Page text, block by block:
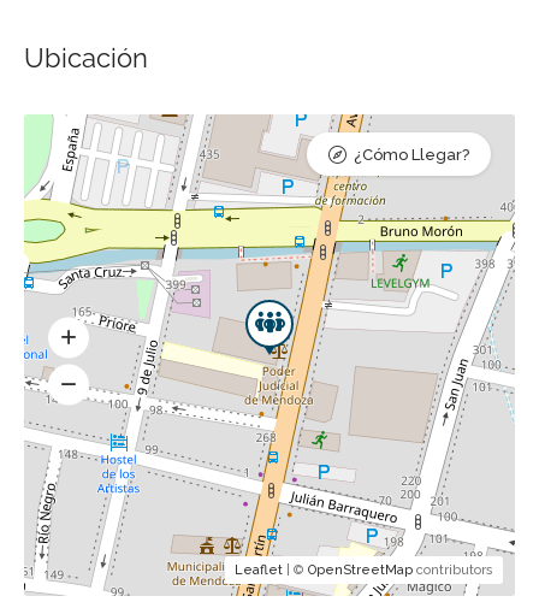
Ubicación
Leaflet | © OpenStreetMap contributors
¿Cómo Llegar?